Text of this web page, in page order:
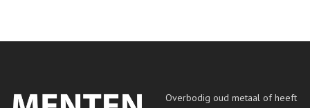
Overbodig oud metaal of heeft